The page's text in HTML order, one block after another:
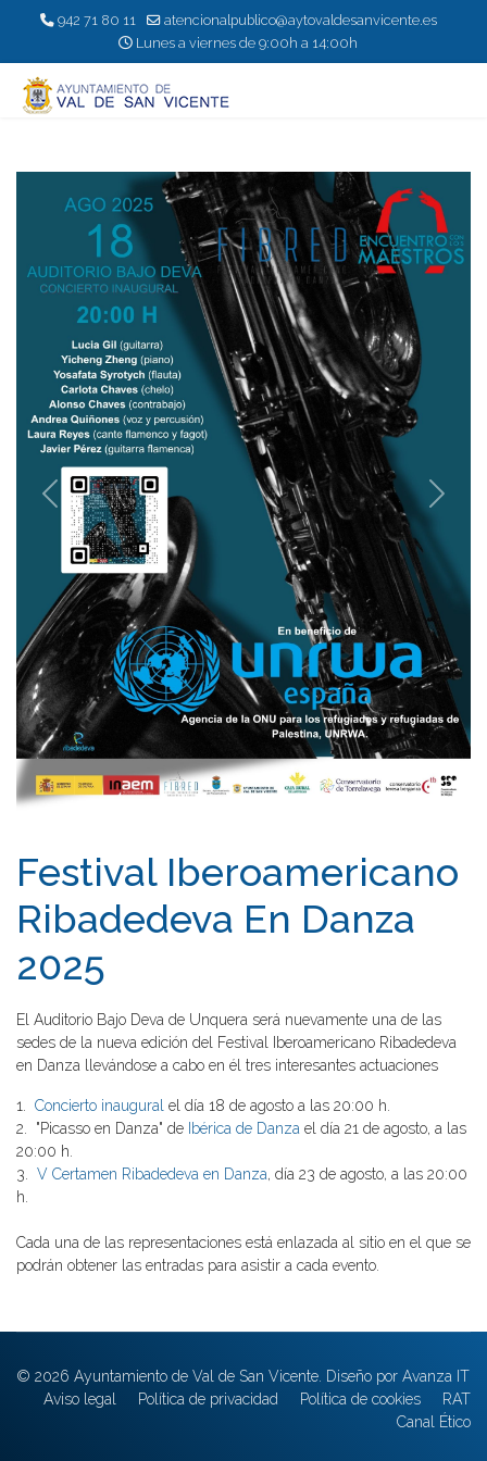
942 71 80 11
atencionalpublico@aytovaldesanvicente.es
Lunes a viernes de 9:00h a 14:00h
Previous Next
Festival Iberoamericano
Ribadedeva En Danza
2025
El Auditorio Bajo Deva de Unquera será nuevamente una de las
sedes de la nueva edición del Festival Iberoamericano Ribadedeva
en Danza llevándose a cabo en él tres interesantes actuaciones
1. Concierto inaugural el día 18 de agosto a las 20:00 h.
2. "Picasso en Danza" de Ibérica de Danza el día 21 de agosto, a las
20:00 h.
3. V Certamen Ribadedeva en Danza, día 23 de agosto, a las 20:00
h.
Cada una de las representaciones está enlazada al sitio en el que se
podrán obtener las entradas para asistir a cada evento.
© 2026 Ayuntamiento de Val de San Vicente. Diseño por Avanza IT
Aviso legal
Política de privacidad Política de cookies
RAT
Canal Ético